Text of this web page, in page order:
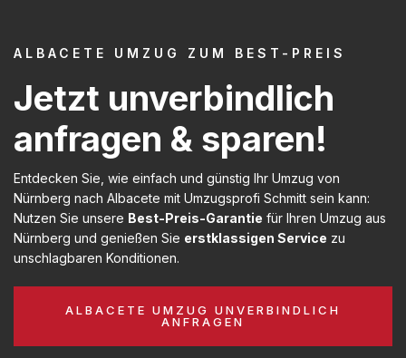
ALBACETE UMZUG ZUM BEST-PREIS
Jetzt unverbindlich
anfragen & sparen!
Entdecken Sie, wie einfach und günstig Ihr Umzug von
Nürnberg nach Albacete mit Umzugsprofi Schmitt sein kann:
Nutzen Sie unsere Best-Preis-Garantie für Ihren Umzug aus
Nürnberg und genießen Sie erstklassigen Service zu
unschlagbaren Konditionen.
ALBACETE UMZUG UNVERBINDLICH
ANFRAGEN